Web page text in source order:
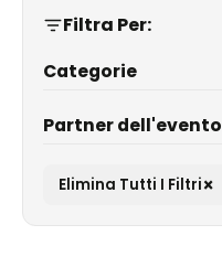
Filtra Per:
Categorie
Partner dell'evento
Elimina Tutti I Filtri×